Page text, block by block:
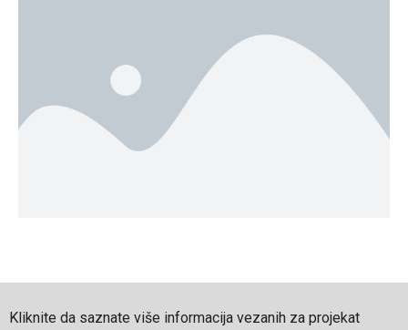
Kliknite da saznate više informacija vezanih za projekat